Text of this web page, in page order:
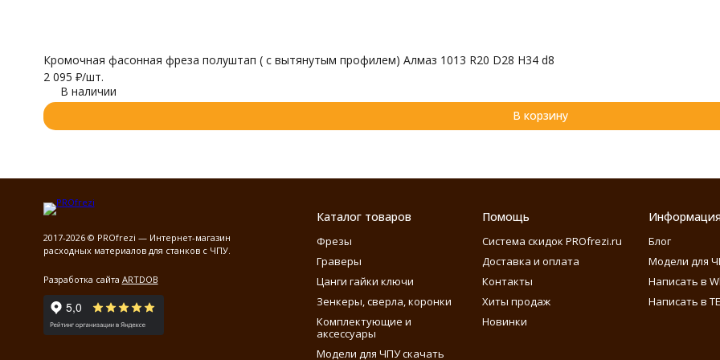
Кромочная фасонная фреза полуштап ( с вытянутым профилем) Алмаз 1013 R20 D28 H34 d8
2 095 ₽/шт.
В наличии
В корзину
2017-2026 © PROfrezi — Интернет-магазин
расходных материалов для станков с ЧПУ.
Разработка сайта ARTDOB
Каталог товаров
Фрезы
Граверы
Цанги гайки ключи
Зенкеры, сверла, коронки
Комплектующие и
аксессуары
Модели для ЧПУ скачать
Помощь
Система скидок PROfrezi.ru
Доставка и оплата
Контакты
Хиты продаж
Новинки
Блог
Модели для
Написать в
Написать в